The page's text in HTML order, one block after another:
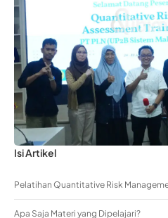
Isi Artikel
Pelatihan Quantitative Risk
Apa Saja Materi yang Dipelajari?